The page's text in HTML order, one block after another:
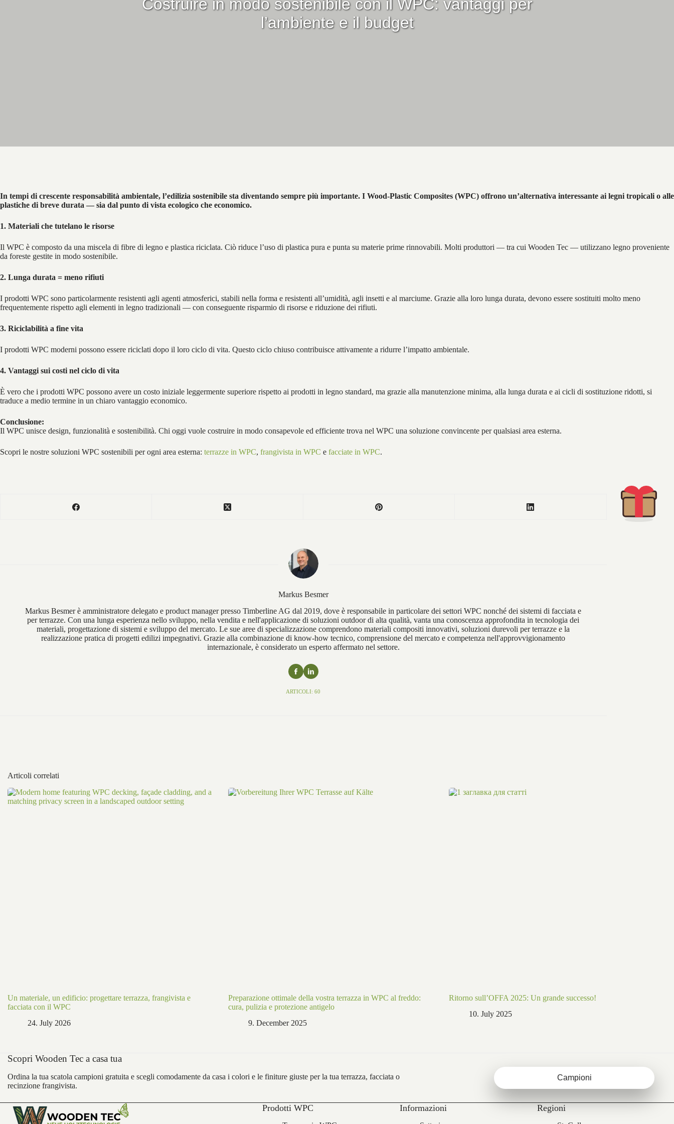
Costruire in modo sostenibile con il WPC: vantaggi per
l’ambiente e il budget
In tempi di crescente responsabilità ambientale, l’edilizia sostenibile sta diventando sempre più importante. I Wood-Plastic Composites (WPC) offrono un’alternativa interessante ai legni tropicali o alle
plastiche di breve durata — sia dal punto di vista ecologico che economico.
1. Materiali che tutelano le risorse
Il WPC è composto da una miscela di fibre di legno e plastica riciclata. Ciò riduce l’uso di plastica pura e punta su materie prime rinnovabili. Molti produttori — tra cui Wooden Tec — utilizzano legno proveniente
da foreste gestite in modo sostenibile.
2. Lunga durata = meno rifiuti
I prodotti WPC sono particolarmente resistenti agli agenti atmosferici, stabili nella forma e resistenti all’umidità, agli insetti e al marciume. Grazie alla loro lunga durata, devono essere sostituiti molto meno
frequentemente rispetto agli elementi in legno tradizionali — con conseguente risparmio di risorse e riduzione dei rifiuti.
3. Riciclabilità a fine vita
I prodotti WPC moderni possono essere riciclati dopo il loro ciclo di vita. Questo ciclo chiuso contribuisce attivamente a ridurre l’impatto ambientale.
4. Vantaggi sui costi nel ciclo di vita
È vero che i prodotti WPC possono avere un costo iniziale leggermente superiore rispetto ai prodotti in legno standard, ma grazie alla manutenzione minima, alla lunga durata e ai cicli di sostituzione ridotti, si
traduce a medio termine in un chiaro vantaggio economico.
Conclusione:
Il WPC unisce design, funzionalità e sostenibilità. Chi oggi vuole costruire in modo consapevole ed efficiente trova nel WPC una soluzione convincente per qualsiasi area esterna.
Scopri le nostre soluzioni WPC sostenibili per ogni area esterna: terrazze in WPC, frangivista in WPC e facciate in WPC.
Markus Besmer
Markus Besmer è amministratore delegato e product manager presso Timberline AG dal 2019, dove è responsabile in particolare dei settori WPC nonché dei sistemi di facciata e
per terrazze. Con una lunga esperienza nello sviluppo, nella vendita e nell'applicazione di soluzioni outdoor di alta qualità, vanta una conoscenza approfondita in tecnologia dei
materiali, progettazione di sistemi e sviluppo del mercato. Le sue aree di specializzazione comprendono materiali compositi innovativi, soluzioni durevoli per terrazze e la
realizzazione pratica di progetti edilizi impegnativi. Grazie alla combinazione di know-how tecnico, comprensione del mercato e competenza nell'approvvigionamento
internazionale, è considerato un esperto affermato nel settore.
ARTICOLI: 60
Articoli correlati
Un materiale, un edificio: progettare terrazza, frangivista e
facciata con il WPC
24. July 2026
Preparazione ottimale della vostra terrazza in WPC al freddo:
cura, pulizia e protezione antigelo
9. December 2025
Ritorno sull’OFFA 2025: Un grande successo!
10. July 2025
Scopri Wooden Tec a casa tua
Ordina la tua scatola campioni gratuita e scegli comodamente da casa i colori e le finiture giuste per la tua terrazza, facciata o
recinzione frangivista.
Campioni
Prodotti WPC Informazioni Regioni